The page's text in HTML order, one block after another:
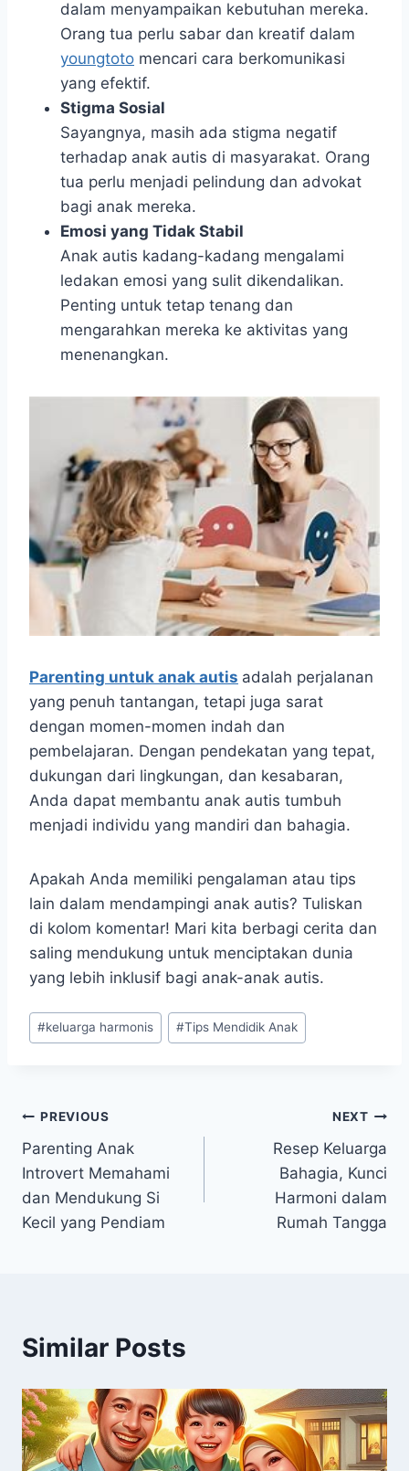
dalam menyampaikan kebutuhan mereka.
Orang tua perlu sabar dan kreatif dalam
youngtoto mencari cara berkomunikasi
yang efektif.
Stigma Sosial
Sayangnya, masih ada stigma negatif
terhadap anak autis di masyarakat. Orang
tua perlu menjadi pelindung dan advokat
bagi anak mereka.
Emosi yang Tidak Stabil
Anak autis kadang-kadang mengalami
ledakan emosi yang sulit dikendalikan.
Penting untuk tetap tenang dan
mengarahkan mereka ke aktivitas yang
menenangkan.
Parenting untuk anak autis adalah perjalanan
yang penuh tantangan, tetapi juga sarat
dengan momen-momen indah dan
pembelajaran. Dengan pendekatan yang tepat,
dukungan dari lingkungan, dan kesabaran,
Anda dapat membantu anak autis tumbuh
menjadi individu yang mandiri dan bahagia.
Apakah Anda memiliki pengalaman atau tips
lain dalam mendampingi anak autis? Tuliskan
di kolom komentar! Mari kita berbagi cerita dan
saling mendukung untuk menciptakan dunia
yang lebih inklusif bagi anak-anak autis.
Post
Tags:
#keluarga harmonis #Tips Mendidik Anak
Navigasi
pos
PREVIOUS
Parenting Anak
Introvert Memahami
dan Mendukung Si
Kecil yang Pendiam
NEXT
Resep Keluarga
Bahagia, Kunci
Harmoni dalam
Rumah Tangga
Similar Posts